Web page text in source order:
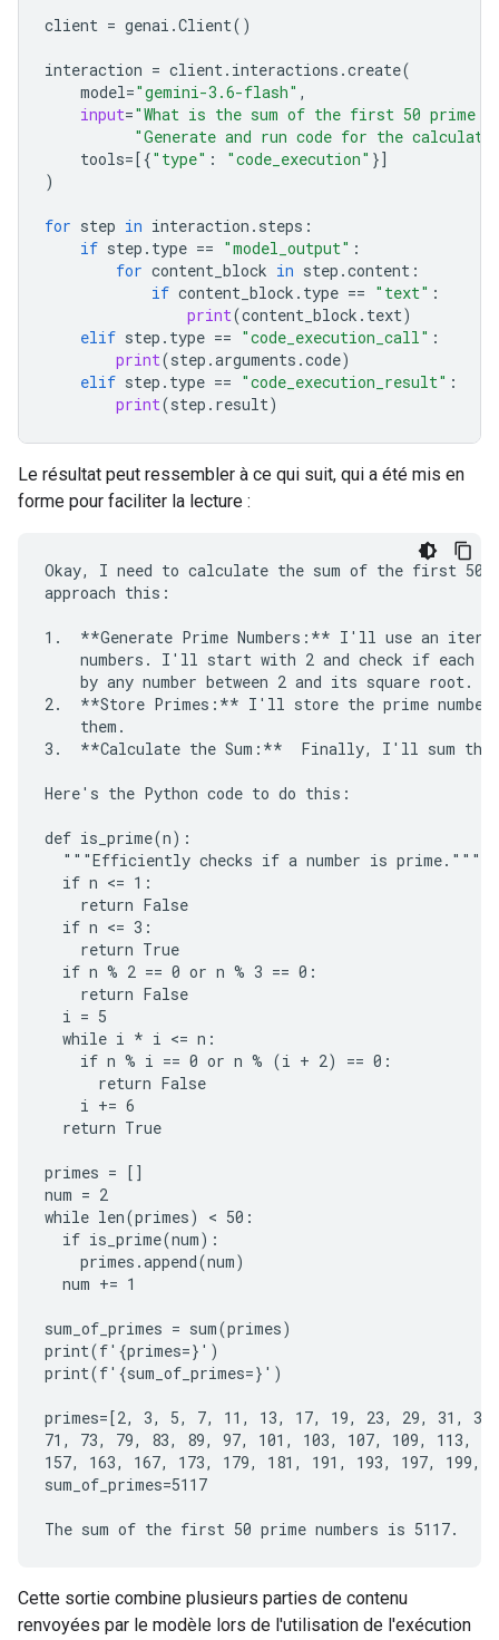
client = genai .Client()
interaction = client. interactions .create(
model="gemini-3.6-flash" ,
input="What is the sum of the first 50 prime
"Generate and run code for the
tools=[{"type" : "code_execution" }]
)
for step in interaction . steps :
if step . type == "model_output" :
for content_block in step .content :
if content_block . type == "text" :
print(content_block . text)
elif step . type == "code_execution_call" :
print(step .arguments .code)
elif step . type == "code_execution_result" :
print(step . result)
Le résultat peut ressembler à ce qui suit, qui a été mis en
forme pour faciliter la lecture :
Okay, I need to calculate the sum of the first 50
approach this:
1.  **Generate Prime Numbers:** I'll use an
numbers. I'll start with 2 and check if each
by any number between 2 and its square root.
2.  **Store Primes:** I'll store the prime
    them.
3.  **Calculate the Sum:**  Finally, I'll sum the
Here's the Python code to do this:
def is_prime(n):
  """Efficiently checks if a number is prime."""
  if n <= 1:
    return False
  if n <= 3:
    return True
  if n % 2 == 0 or n % 3 == 0:
    return False
  i = 5
  while i * i <= n:
    if n % i == 0 or n % (i + 2) == 0:
      return False
    i += 6
  return True
primes = []
num = 2
while len(primes) < 50:
  if is_prime(num):
    primes.append(num)
  num += 1
sum_of_primes = sum(primes)
print(f'{primes=}')
print(f'{sum_of_primes=}')
primes=[2, 3, 5, 7, 11, 13, 17, 19, 23, 29, 31,
71, 73, 79, 83, 89, 97, 101, 103, 107, 109, 113,
157, 163, 167, 173, 179, 181, 191, 193, 197, 199,
sum_of_primes=5117
Cette sortie combine plusieurs parties de contenu
renvoyées par le modèle lors de l'utilisation de l'exécution